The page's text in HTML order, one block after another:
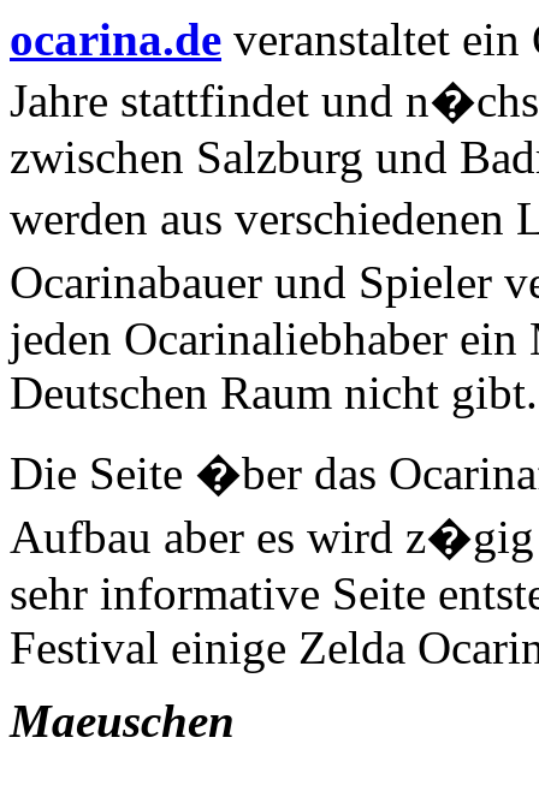
ocarina.de veranstaltet ein
Jahre stattfindet und
zwischen Salzburg und
werden aus
Ocarinabauer und Spieler
jeden Ocarinaliebhaber ein
Deutschen Raum nicht gibt.
Die Seite �ber das
Aufbau aber es wird z�gig
sehr informative Seite
Festival einige Zelda
Maeuschen